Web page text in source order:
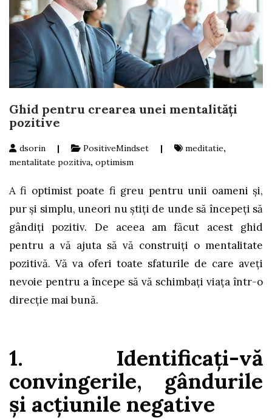
Ghid pentru crearea unei mentalități
pozitive
dsorin | PositiveMindset | meditatie,
mentalitate pozitiva, optimism
A fi optimist poate fi greu pentru unii oameni și,
pur și simplu, uneori nu știți de unde să începeți să
gândiți pozitiv. De aceea am făcut acest ghid
pentru a vă ajuta să vă construiți o mentalitate
pozitivă. Vă va oferi toate sfaturile de care aveți
nevoie pentru a începe să vă schimbați viața într-o
direcție mai bună.
1. Identificați-vă
convingerile, gândurile
și acțiunile negative